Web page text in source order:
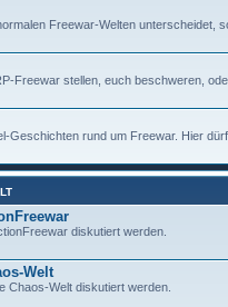
Freewar-Welten unterscheidet,
Freewar stellen, euch beschweren,
Geschichten rund um Freewar. Hier
diskutiert werden.
Welt
Chaos-Welt diskutiert werden.